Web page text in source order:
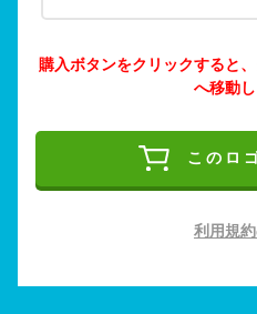
購入ボタンをクリックすると
へ移動し
このロ
利用規